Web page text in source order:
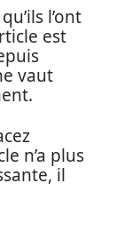
l’ont
est
vaut
n’a plus
il